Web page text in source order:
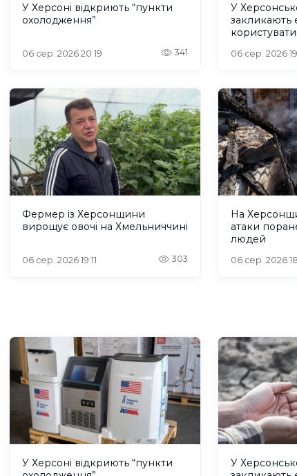
У Херсоні відкриють “пункти
охолодження”
06 сер. 2026 20:19 341
У
закликають
06 сер. 2026
Фермер із Херсонщини
вирощує овочі на Хмельниччині
06 сер. 2026 19:11 303
На
атаки
людей
06 сер. 2026
У Херсоні відкриють “пункти
У